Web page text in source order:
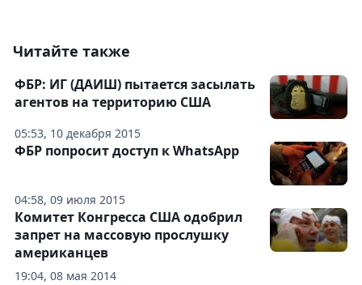
Читайте также
05:53, 10 декабря 2015
ФБР: ИГ (ДАИШ) пытается засылать
агентов на территорию США
04:58, 09 июля 2015
ФБР попросит доступ к WhatsApp
19:04, 08 мая 2014
Комитет Конгресса США одобрил
запрет на массовую прослушку
американцев